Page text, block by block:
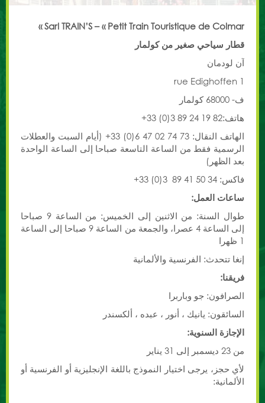
Sarl TRAIN’S – « Petit Train Touristique de Colmar »
قطار سياحي صغير من كولمار
آن لودمان
1 rue Edighoffen
ف- 68000 كولمار
هاتف:82 19 24 89 3(0) 33+
الهاتف النقال: 73 74 02 47 6(0) 33+ (أيام السبت والعطلات
الرسمية فقط من الساعة التاسعة صباحا إلى الساعة الواحدة
بعد الظهر)
فاكس: 34 50 41 89 3(0) 33+
ساعات العمل:
طوال السنة: من الاثنين إلى الخميس: من الساعة 9 صباحا
إلى الساعة 4 عصرا، والجمعة من الساعة 9 صباحا إلى الساعة
1 ظهرا
إنغا تتحدث: الفرنسية والألمانية
فريقنا:
الصرافون: جو وباربرا
السائقون: يانيك ، أنور ، عبده ، ألكسندر
الإجازة السنوية:
من 23 ديسمبر إلى 31 يناير
لأي حجز، يرجى اختيار النموذج باللغة الإنجليزية أو الفرنسية أو
الألمانية: